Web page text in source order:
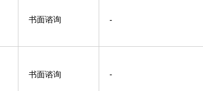
书面谘询 -
书面谘询 -